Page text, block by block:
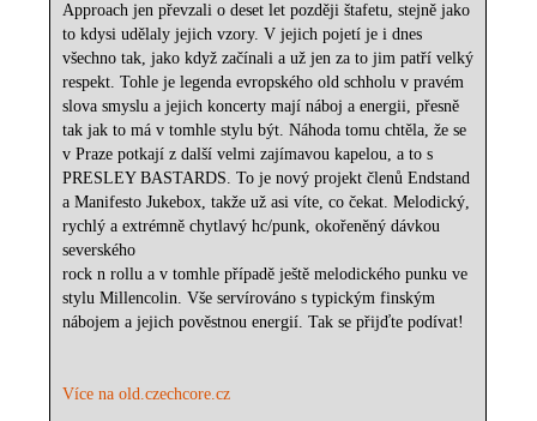
Approach jen převzali o deset let později štafetu, stejně jako
to kdysi udělaly jejich vzory. V jejich pojetí je i dnes
všechno tak, jako když začínali a už jen za to jim patří velký
respekt. Tohle je legenda evropského old schholu v pravém
slova smyslu a jejich koncerty mají náboj a energii, přesně
tak jak to má v tomhle stylu být. Náhoda tomu chtěla, že se
v Praze potkají z další velmi zajímavou kapelou, a to s
PRESLEY BASTARDS. To je nový projekt členů Endstand
a Manifesto Jukebox, takže už asi víte, co čekat. Melodický,
rychlý a extrémně chytlavý hc/punk, okořeněný dávkou
severského
rock n rollu a v tomhle případě ještě melodického punku ve
stylu Millencolin. Vše servírováno s typickým finským
nábojem a jejich pověstnou energií. Tak se přijďte podívat!
Více na old.czechcore.cz